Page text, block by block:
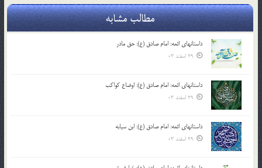
مطالب مشابه
داستانهای ائمه: امام صادق (ع): حق مادر
29 اسفند 03
داستانهای ائمه: امام صادق (ع): اوضاع کواکب
29 اسفند 03
داستانهای ائمه: امام صادق (ع): ابن سیابه
29 اسفند 03